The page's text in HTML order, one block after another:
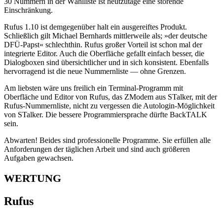
Einschränkung.
Rufus 1.10 ist demgegenüber halt ein ausgereiftes Produkt.
Schließlich gilt Michael Bernhards mittlerweile als; »der deutsche
DFÜ-Papst« schlechthin. Rufus großer Vorteil ist schon mal der
integrierte Editor. Auch die Oberfläche gefallt einfach besser, die
Dialogboxen sind übersichtlicher und in sich konsistent. Ebenfalls
hervorragend ist die neue Nummernliste — ohne Grenzen.
Am liebsten wäre uns freilich ein Terminal-Programm mit
Oberfläche und Editor von Rufus, das ZModem aus STalker, mit der
Rufus-Nummernliste, nicht zu vergessen die Autologin-Möglichkeit
von STalker. Die bessere Programmiersprache dürfte BackTALK
sein.
Abwarten! Beides sind professionelle Programme. Sie erfüllen alle
Anforderungen der täglichen Arbeit und sind auch größeren
Aufgaben gewachsen.
WERTUNG
Rufus